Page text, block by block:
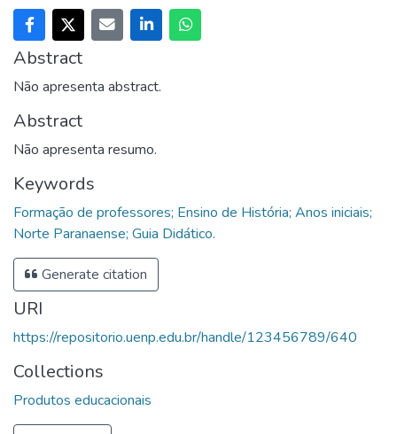
Abstract
Não apresenta abstract.
Abstract
Não apresenta resumo.
Keywords
Formação de professores; Ensino de História; Anos iniciais;
Norte Paranaense; Guia Didático.
Generate citation
URI
https://repositorio.uenp.edu.br/handle/123456789/640
Collections
Produtos educacionais